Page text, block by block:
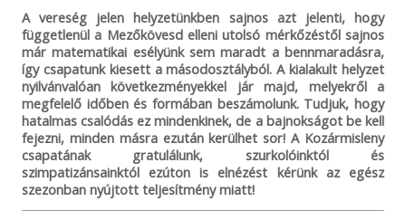
A vereség jelen helyzetünkben sajnos azt jelenti, hogy
függetlenül a Mezőkövesd elleni utolsó mérkőzéstől sajnos
már matematikai esélyünk sem maradt a bennmaradásra,
így csapatunk kiesett a másodosztályból. A kialakult helyzet
nyilvánvalóan következményekkel jár majd, melyekről a
megfelelő időben és formában beszámolunk. Tudjuk, hogy
hatalmas csalódás ez mindenkinek, de a bajnokságot be kell
fejezni, minden másra ezután kerülhet sor! A Kozármisleny
csapatának gratulálunk, szurkolóinktól és
szimpatizánsainktól ezúton is elnézést kérünk az egész
szezonban nyújtott teljesítmény miatt!